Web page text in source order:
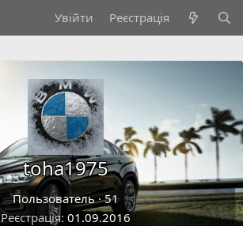
Увійти Реєстрація
toha1975
Пользователь ·51
Реєстрація 01.09.2016